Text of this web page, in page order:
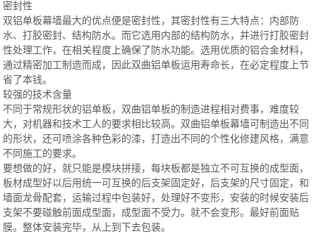
密封性
双铝单板幕墙最大的优点便是密封性，其密封性有三大特点：内部防
水、打胶密封、结构防水。而它选用内部的结构防水，并进行打胶密封
性处理工作，在相关程度上确保了防水功能。选用优质的铝合金材料，
通过精密加工制造而成，因此双曲铝单板运用寿命长，在必定程度上节
省了本钱。
较强的技术含量
不同于常规形状的铝单板，双曲铝单板的制造进程相对费事，难度较
大，对机器和技术工人的要求相比较高。双曲铝单板幕墙可制造出不同
的形状，还可喷涂各种色彩的漆，打造出不同的个性化修建风格，满意
不同施工的要求。
要想做的好，就只能是模块拼接，每块板都是独立不可互换的成型面，
板材成型好以后用统一可互换的后支架固定好，后支架的尺寸固定，和
墙面龙骨配套，运输过程中包装好，处理好不变形，安装的时候安装后
支架不要碰触前面成型面，成型面不受力。就不会变形。最好前面贴
膜。整体安装完毕，从上到下去包装。